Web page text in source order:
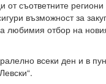
от съответните
възможност за
любимия отбор на
всеки ден и в